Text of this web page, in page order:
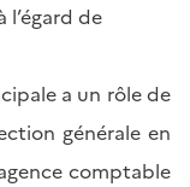
de
a un rôle de
générale en
comptable